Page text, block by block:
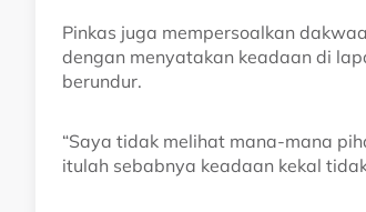
Pinkas juga mempersoalkan
dengan menyatakan keadaan di
berundur.
“Saya tidak melihat mana-mana
itulah sebabnya keadaan kekal